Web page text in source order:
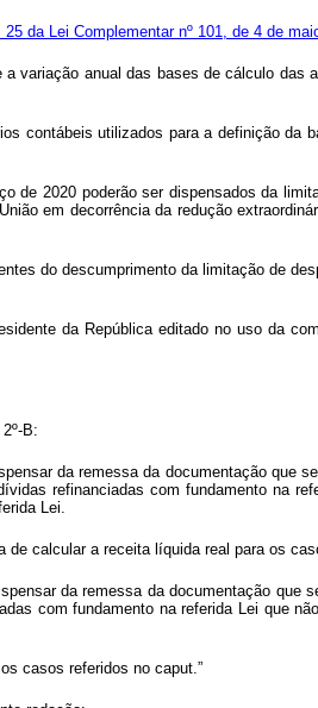
25 da Lei Complementar nº 101, de 4 de
variação anual das bases de cálculo das
contábeis utilizados para a definição da
2020 poderão ser dispensados da
em decorrência da redução
do descumprimento da limitação de
da República editado no uso da
B:
da remessa da documentação que
refinanciadas com fundamento na
Lei.
de calcular a receita líquida real para os
da remessa da documentação que
com fundamento na referida Lei que
casos referidos no caput.”